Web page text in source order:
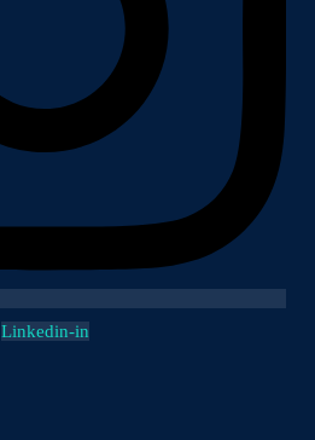
Linkedin-in